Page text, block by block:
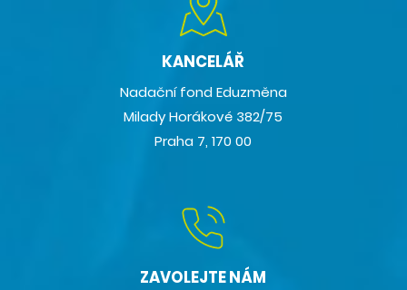
KANCELÁŘ
Nadační fond Eduzměna
Milady Horákové 382/75
Praha 7, 170 00
ZAVOLEJTE NÁM